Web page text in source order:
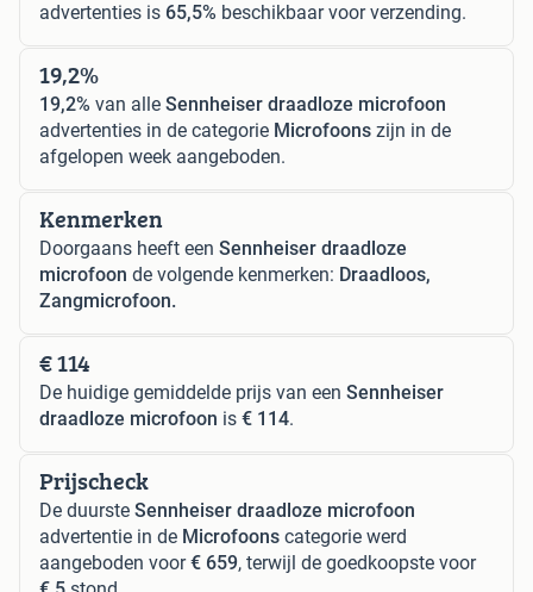
advertenties is 65,5% beschikbaar voor verzending.
19,2%
19,2% van alle Sennheiser draadloze microfoon
advertenties in de categorie Microfoons zijn in de
afgelopen week aangeboden.
Kenmerken
Doorgaans heeft een Sennheiser draadloze
microfoon de volgende kenmerken: Draadloos,
Zangmicrofoon.
€ 114
De huidige gemiddelde prijs van een Sennheiser
draadloze microfoon is € 114.
Prijscheck
De duurste Sennheiser draadloze microfoon
advertentie in de Microfoons categorie werd
aangeboden voor€ 659, terwijl de goedkoopste voor